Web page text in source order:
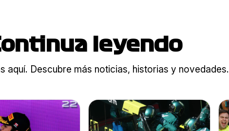
leyendo
aquí. Descubre más noticias, historias y novedades.